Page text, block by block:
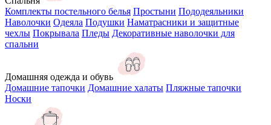
Комплекты постельного белья Простыни Пододеяльники
Наволочки Одеяла Подушки Наматрасники и защитные
чехлы Покрывала Пледы Декоративные наволочки для
спальни
Домашняя одежда и обувь
Домашние тапочки Домашние халаты Пляжные тапочки
Носки